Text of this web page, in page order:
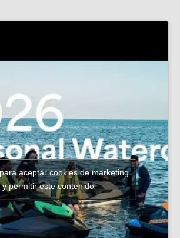
aceptar cookies de marketing
y permitir este contenido